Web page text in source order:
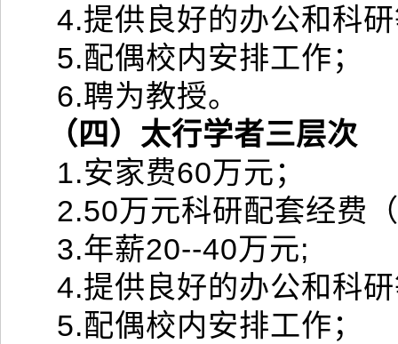
4.提供良好的办公和科
5.配偶校内安排工作；
6.聘为教授。
（四）太行学者三层次
1.安家费60万元；
2.50万元科研配套经费
3.年薪20--40万元;
4.提供良好的办公和科
5.配偶校内安排工作；